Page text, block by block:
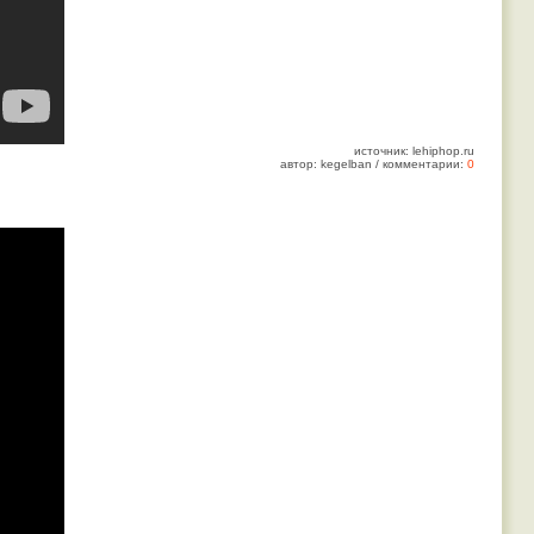
источник: lehiphop.ru
автор: kegelban / комментарии: 0